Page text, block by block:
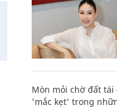
Mòn mỏi chờ đất
'mắc kẹt' trong